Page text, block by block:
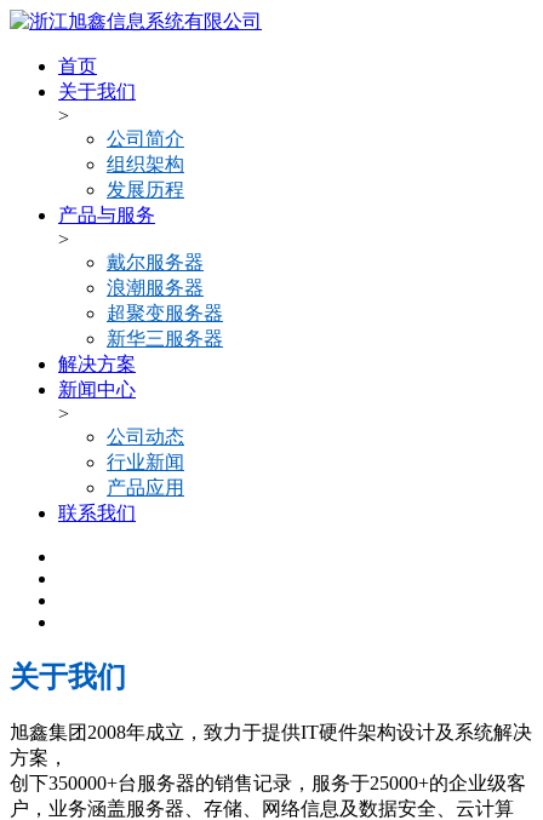
首页
关于我们
>
公司简介
组织架构
发展历程
产品与服务
>
戴尔服务器
浪潮服务器
超聚变服务器
新华三服务器
解决方案
新闻中心
>
公司动态
行业新闻
产品应用
联系我们
关于我们
旭鑫集团2008年成立，致力于提供IT硬件架构设计及系统解决
方案，
创下350000+台服务器的销售记录，服务于25000+的企业级客
户，业务涵盖服务器、存储、网络信息及数据安全、云计算